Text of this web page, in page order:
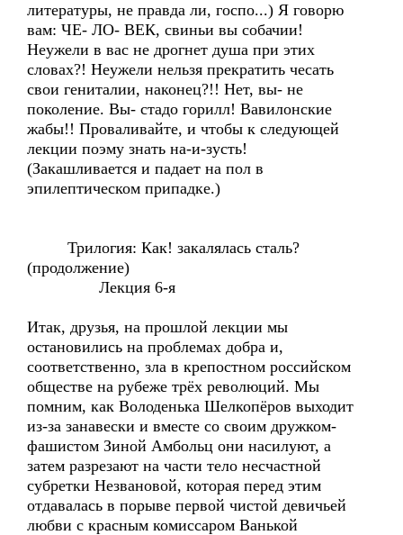
литературы, не правда ли, госпо...) Я говорю
вам: ЧЕ- ЛО- ВЕК, свиньи вы собачии!
Неужели в вас не дрогнет душа при этих
словах?! Неужели нельзя прекратить чесать
свои гениталии, наконец?!! Нет, вы- не
поколение. Вы- стадо горилл! Вавилонские
жабы!! Проваливайте, и чтобы к следующей
лекции поэму знать на-и-зусть!
(Закашливается и падает на пол в
эпилептическом припадке.)
Трилогия: Как! закалялась сталь?
(продолжение)
Лекция 6-я
Итак, друзья, на прошлой лекции мы
остановились на проблемах добра и,
соответственно, зла в крепостном российском
обществе на рубеже трёх революций. Мы
помним, как Володенька Шелкопёров выходит
из-за занавески и вместе со своим дружком-
фашистом Зиной Амбольц они насилуют, а
затем разрезают на части тело несчастной
субретки Незвановой, которая перед этим
отдавалась в порыве первой чистой девичьей
любви с красным комиссаром Ванькой